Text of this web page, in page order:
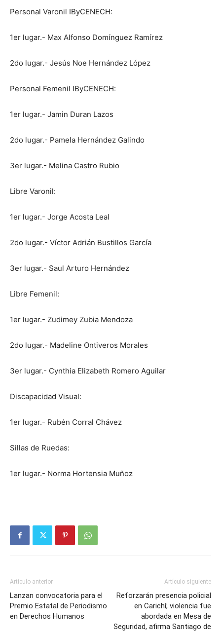
Personal Varonil IByCENECH:
1er lugar.- Max Alfonso Domínguez Ramírez
2do lugar.- Jesús Noe Hernández López
Personal Femenil IByCENECH:
1er lugar.- Jamin Duran Lazos
2do lugar.- Pamela Hernández Galindo
3er lugar.- Melina Castro Rubio
Libre Varonil:
1er lugar.- Jorge Acosta Leal
2do lugar.- Víctor Adrián Bustillos García
3er lugar.- Saul Arturo Hernández
Libre Femenil:
1er lugar.- Zudimey Zubia Mendoza
2do lugar.- Madeline Ontiveros Morales
3er lugar.- Cynthia Elizabeth Romero Aguilar
Discapacidad Visual:
1er lugar.- Rubén Corral Chávez
Sillas de Ruedas:
1er lugar.- Norma Hortensia Muñoz
Artículo anterior
Lanzan convocatoria para el
Premio Estatal de Periodismo
en Derechos Humanos
Artículo siguiente
Reforzarán presencia policial
en Carichí; violencia fue
abordada en Mesa de
Seguridad, afirma Santiago de